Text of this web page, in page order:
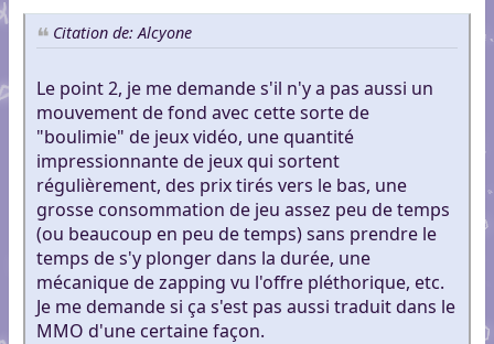
Citation de: Alcyone
Le point 2, je me demande s'il n'y a pas aussi un
mouvement de fond avec cette sorte de
"boulimie" de jeux vidéo, une quantité
impressionnante de jeux qui sortent
régulièrement, des prix tirés vers le bas, une
grosse consommation de jeu assez peu de temps
(ou beaucoup en peu de temps) sans prendre le
temps de s'y plonger dans la durée, une
mécanique de zapping vu l'offre pléthorique, etc.
Je me demande si ça s'est pas aussi traduit dans le
MMO d'une certaine façon.